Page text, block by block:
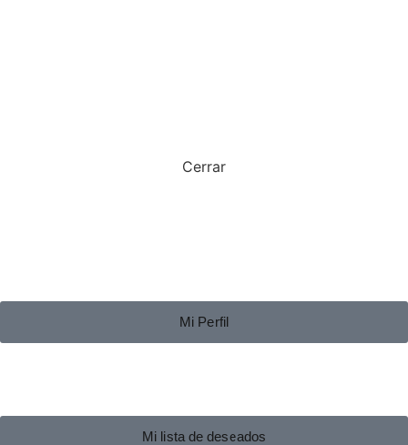
Cerrar
Mi Perfil
Mi lista de deseados